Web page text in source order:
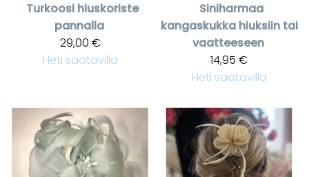
Turkoosi hiuskoriste
pannalla
29,00 €
Heti saatavilla
Siniharmaa
kangaskukka hiuksiin tai
vaatteeseen
14,95 €
Heti saatavilla